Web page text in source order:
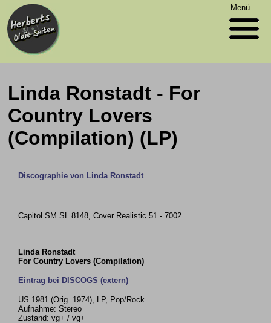
Menü
Linda Ronstadt - For
Country Lovers
(Compilation) (LP)
Discographie von Linda Ronstadt
Capitol SM SL 8148, Cover Realistic 51 - 7002
Linda Ronstadt
For Country Lovers (Compilation)
Eintrag bei DISCOGS (extern)
US 1981 (Orig. 1974), LP, Pop/Rock
Aufnahme: Stereo
Zustand: vg+ / vg+